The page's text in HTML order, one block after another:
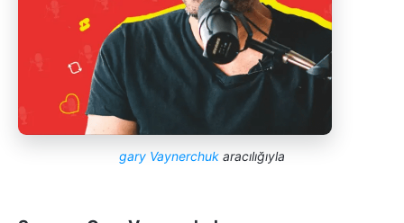
gary Vaynerchuk aracılığıyla